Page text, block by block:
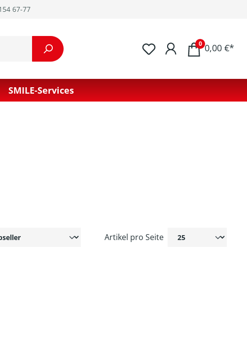
67-77
0 0,00 €*
SMILE-Services
Artikel pro Seite